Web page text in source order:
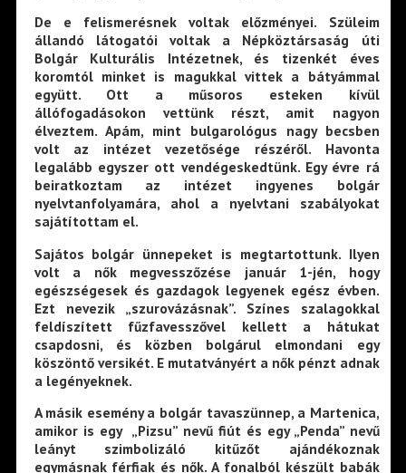
De e felismerésnek voltak előzményei. Szüleim
állandó látogatói voltak a Népköztársaság úti
Bolgár Kulturális Intézetnek, és tizenkét éves
koromtól minket is magukkal vittek a bátyámmal
együtt. Ott a műsoros esteken kívül
állófogadásokon vettünk részt, amit nagyon
élveztem. Apám, mint bulgarológus nagy becsben
volt az intézet vezetősége részéről. Havonta
legalább egyszer ott vendégeskedtünk. Egy évre rá
beiratkoztam az intézet ingyenes bolgár
nyelvtanfolyamára, ahol a nyelvtani szabályokat
sajátítottam el.
Sajátos bolgár ünnepeket is megtartottunk. Ilyen
volt a nők megvesszőzése január 1-jén, hogy
egészségesek és gazdagok legyenek egész évben.
Ezt nevezik „szurovázásnak”. Színes szalagokkal
feldíszített fűzfavesszővel kellett a hátukat
csapdosni, és közben bolgárul elmondani egy
köszöntő versikét. E mutatványért a nők pénzt adnak
a legényeknek.
A másik esemény a bolgár tavaszünnep, a Martenica,
amikor is egy „Pizsu” nevű fiút és egy „Penda” nevű
leányt szimbolizáló kitűzőt ajándékoznak
egymásnak férfiak és nők. A fonalból készült babák